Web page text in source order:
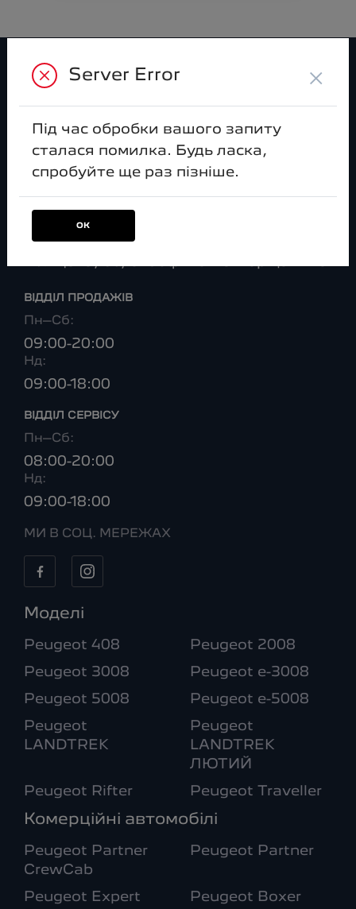
Пежо
ВІДІ Авеню
Зв’яжіться з нами
за телефоном:
ТОВ "ВІДІ Авеню", вул. Велика
ВІДДІЛ ПРОДАЖІВ
Пн–Сб:
09:00-20:00
Нд:
09:00-18:00
ВІДДІЛ CЕРВІСУ
Пн–Сб:
08:00-20:00
Нд:
09:00-18:00
МИ В СОЦ. МЕРЕЖАХ
Моделі
Peugeot 408 Peugeot 2008
Peugeot 3008 Peugeot e-3008
Peugeot 5008 Peugeot e-5008
Peugeot
LANDTREK
Peugeot
LANDTREK
ЛЮТИЙ
Peugeot Rifter Peugeot Traveller
Комерційні автомобілі
Peugeot Partner
CrewCab
Peugeot Partner
Peugeot Expert
Peugeot Boxer
Server Error ×
Під час обробки вашого запиту
сталася помилка. Будь ласка,
спробуйте ще раз пізніше.
ОК